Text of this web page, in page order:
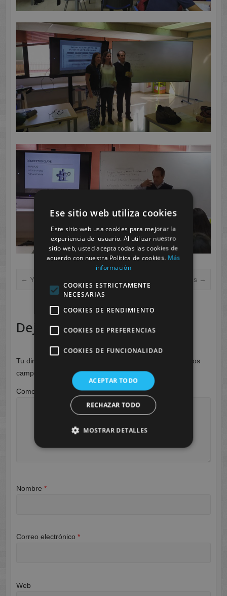
← Yincana terrorífica. Preparamos Biberones →
Deja una respuesta
Tu dirección de correo electrónico no será publicada.
Los
campos obligatorios están marcados con*
Comentario
Nombre *
Correo electrónico *
Web
Ese sitio web utiliza cookies
Este sitio web usa cookies para mejorar la
experiencia del usuario. Al utilizar nuestro
sitio web, usted acepta todas las cookies de
acuerdo con nuestra Política de cookies. Más
información
COOKIES ESTRICTAMENTE
NECESARIAS
COOKIES DE RENDIMIENTO
COOKIES DE PREFERENCIAS
COOKIES DE FUNCIONALIDAD
ACEPTAR TODO
RECHAZAR TODO
MOSTRAR DETALLES